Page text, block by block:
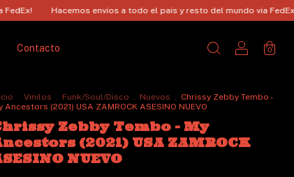
envios a todo el pais y resto del mundo via FedEx!
Contacto 0
. Vinilos . Funk/Soul/Disco . Nuevos . Chrissy Zebby Tembo -
Ancestors (2021) USA ZAMROCK ASESINO NUEVO
Zebby Tembo - My
(2021) USA ZAMROCK
NUEVO